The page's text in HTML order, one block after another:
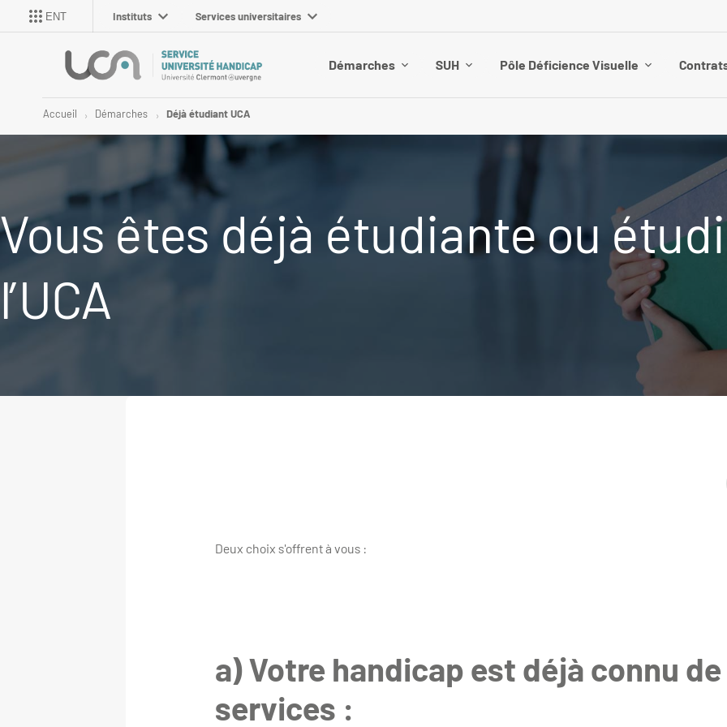
ENT Instituts Services universitaires
Démarches SUH Pôle Déficience Visuelle
Accueil Démarches Déjà étudiant UCA
Vous êtes déjà étudiante ou
l’UCA
Deux choix s'offrent à vous :
a) Votre handicap est déjà connu
services :